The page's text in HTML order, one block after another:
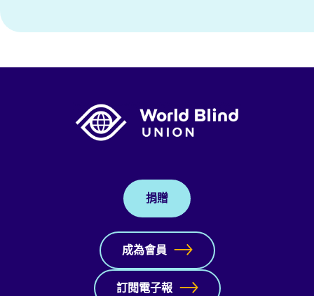
捐贈
成為會員
訂閱電子報